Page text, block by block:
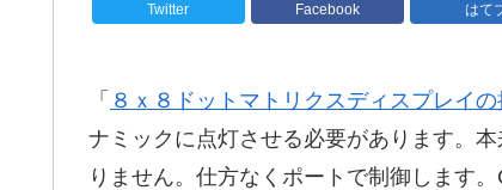
Twitter Facebook はて
「 ８ｘ８ドットマトリクスディスプレイ
ナミックに点灯させる必要があります。
りません。仕方なくポートで制御します